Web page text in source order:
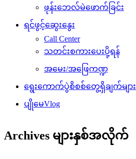
ဖုန်းဘေလ်မဲဖောက်ခြင်း
ရင်ဖွင့်ဆွေးနွေး
Call Center
သတင်းစကားပေးပို့ရန်
အမေး/အဖြေကဏ္ဍ
ရွေးကောက်ပွဲစိစစ်တွေ့ရှိချက်များ
ပျိုမေVlog
Archives များနှစ်အလိုက်